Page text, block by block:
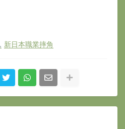
新日本職業摔角